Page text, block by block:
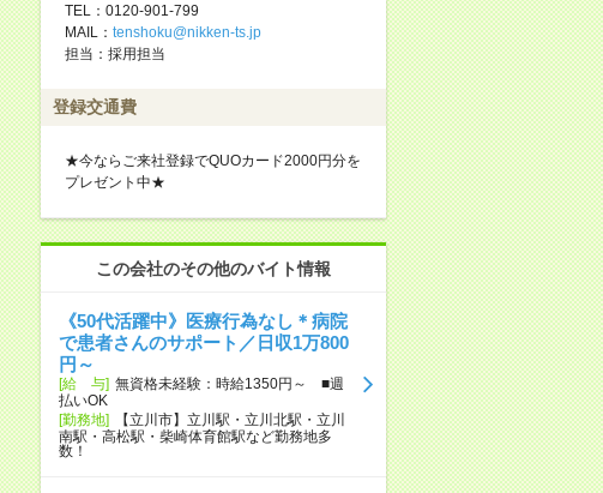
TEL：0120-901-799
MAIL： tenshoku@nikken-ts.jp
担当：採用担当
登録交通費
★今ならご来社登録でQUOカード2000円分を
プレゼント中★
この会社のその他のバイト情報
《50代活躍中》医療行為なし＊病院
で患者さんのサポート／日収1万800
円～
[給 与] 無資格未経験：時給1350円～ ■週
払いOK
[勤務地]
【立川市】立川駅・立川北駅・立川
南駅・高松駅・柴崎体育館駅など勤務地多
数！